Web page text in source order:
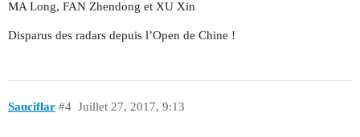
MA Long, FAN Zhendong et XU Xin
Disparus des radars depuis l’Open de Chine !
Sauciflar Juillet 27, 2017, 9:13
#4